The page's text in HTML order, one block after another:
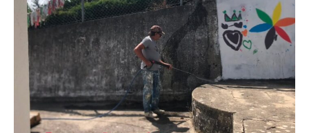
Escolha o plano